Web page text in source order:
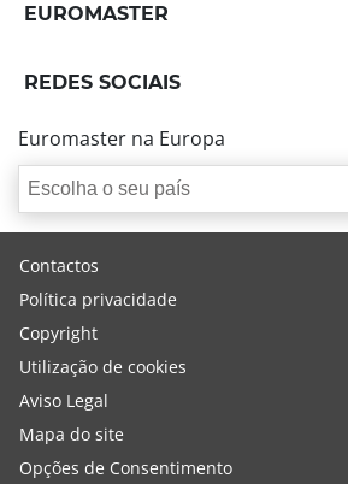
EUROMASTER
REDES SOCIAIS
Euromaster na Europa
Escolha o seu país
Contactos
Política privacidade
Copyright
Utilização de cookies
Aviso Legal
Mapa do site
Opções de Consentimento